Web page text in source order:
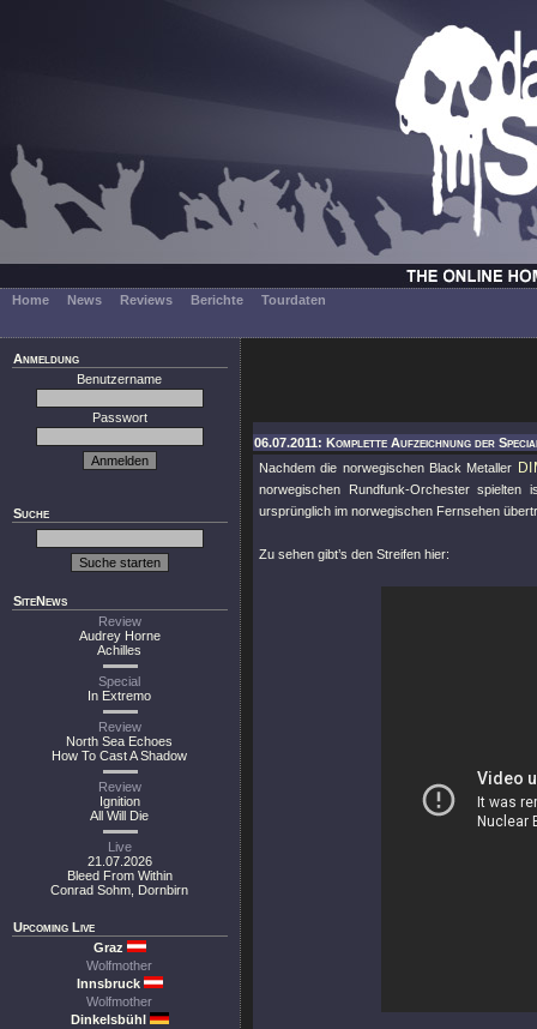
Home News Reviews Berichte Tourdaten
Anmeldung
Benutzername
Passwort
Suche
SiteNews
Review
Audrey Horne
Achilles
Special
In Extremo
Review
North Sea Echoes
How To Cast A Shadow
Review
Ignition
All Will Die
Live
21.07.2026
Bleed From Within
Conrad Sohm, Dornbirn
Upcoming Live
Graz
Wolfmother
Innsbruck
Wolfmother
Dinkelsbühl
06.07.2011: Komplette Aufzeichnung der
Nachdem die norwegischen Black Metaller
norwegischen Rundfunk-Orchester
ursprünglich im norwegischen Fernsehen
Zu sehen gibt’s den Streifen hier: